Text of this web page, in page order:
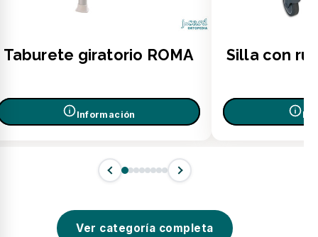
Taburete giratorio ROMA
Información
Silla con
Ver categoría completa